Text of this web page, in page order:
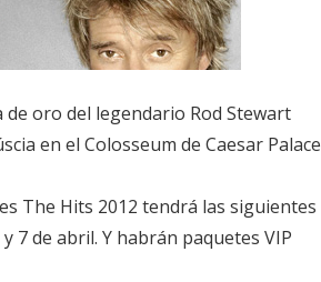
oro del legendario Rod Stewart
en el Colosseum de Caesar Palace
The Hits 2012 tendrá las siguientes
7 de abril. Y habrán paquetes VIP